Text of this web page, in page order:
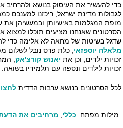
להעשיר את העיסוק בנושא ולהרחיב
מדינת ישראל, ריכזנו למענכם כמה
המגלמות באישיותן ובמעשיהן את
שאנחנו מציעים תוכלו למצוא
בשיטות של מחאה לא אלימה כדי
יוספזאי, כלת פרס נובל לשלום
ילדים, וכן אתיאנוש קורצ'אק, המחנך
לילדים ונספה עם תלמידיו בשואה.
הסרטונים בנושא ערבות הדדיתלחצו
מפתח כללי,מרחיבים את הדעת: